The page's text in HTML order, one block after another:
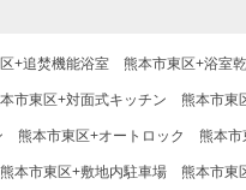
+追焚機能浴室 熊本市東区+浴室
市東区+対面式キッチン 熊本市東
熊本市東区+オートロック 熊本市
熊本市東区+敷地内駐車場 熊本市東